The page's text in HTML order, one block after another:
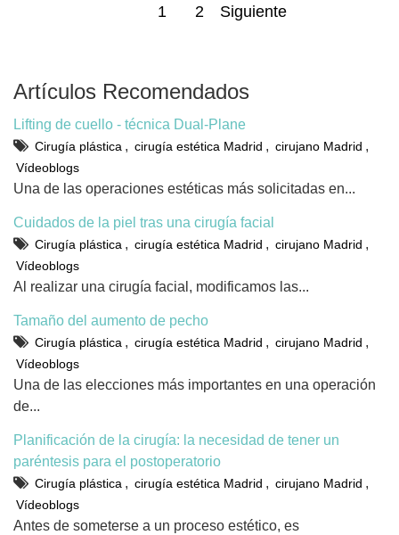
1 2 Siguiente
Artículos Recomendados
Lifting de cuello - técnica Dual-Plane
Cirugía plástica , cirugía estética Madrid , cirujano Madrid ,
Vídeoblogs
Una de las operaciones estéticas más solicitadas en...
Cuidados de la piel tras una cirugía facial
Cirugía plástica , cirugía estética Madrid , cirujano Madrid ,
Vídeoblogs
Al realizar una cirugía facial, modificamos las...
Tamaño del aumento de pecho
Cirugía plástica , cirugía estética Madrid , cirujano Madrid ,
Vídeoblogs
Una de las elecciones más importantes en una operación
de...
Planificación de la cirugía: la necesidad de tener un
paréntesis para el postoperatorio
Cirugía plástica , cirugía estética Madrid , cirujano Madrid ,
Vídeoblogs
Antes de someterse a un proceso estético, es